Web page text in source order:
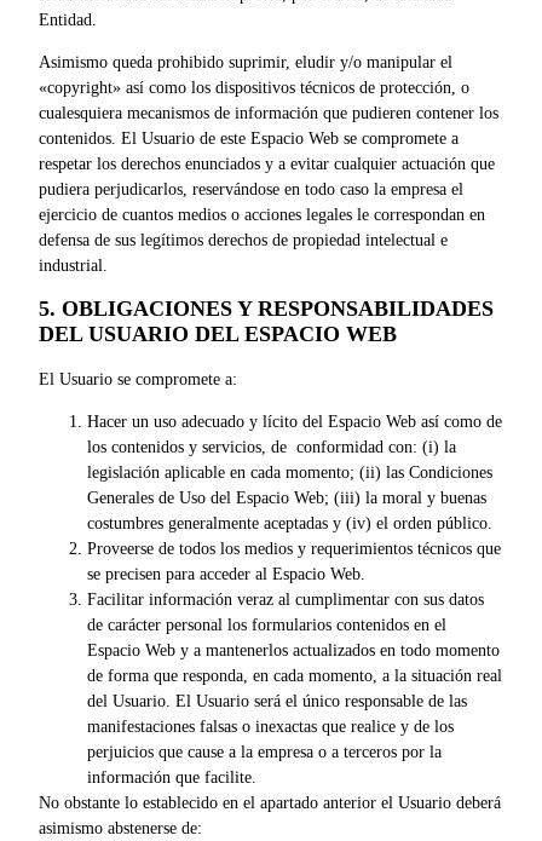
Entidad.
Asimismo queda prohibido suprimir, eludir y/o manipular el
«copyright» así como los dispositivos técnicos de protección, o
cualesquiera mecanismos de información que pudieren contener los
contenidos. El Usuario de este Espacio Web se compromete a
respetar los derechos enunciados y a evitar cualquier actuación que
pudiera perjudicarlos, reservándose en todo caso la empresa el
ejercicio de cuantos medios o acciones legales le correspondan en
defensa de sus legítimos derechos de propiedad intelectual e
industrial.
5. OBLIGACIONES Y RESPONSABILIDADES
DEL USUARIO DEL ESPACIO WEB
El Usuario se compromete a:
Hacer un uso adecuado y lícito del Espacio Web así como de
los contenidos y servicios, de conformidad con: (i) la
legislación aplicable en cada momento; (ii) las Condiciones
Generales de Uso del Espacio Web; (iii) la moral y buenas
costumbres generalmente aceptadas y (iv) el orden público.
Proveerse de todos los medios y requerimientos técnicos que
se precisen para acceder al Espacio Web.
Facilitar información veraz al cumplimentar con sus datos
de carácter personal los formularios contenidos en el
Espacio Web y a mantenerlos actualizados en todo momento
de forma que responda, en cada momento, a la situación real
del Usuario. El Usuario será el único responsable de las
manifestaciones falsas o inexactas que realice y de los
perjuicios que cause a la empresa o a terceros por la
información que facilite.
No obstante lo establecido en el apartado anterior el Usuario deberá
asimismo abstenerse de: